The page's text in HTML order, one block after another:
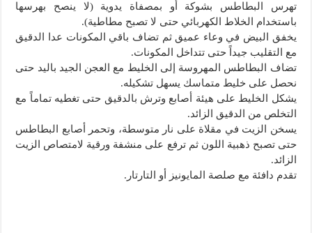
تهرس البطاطس بشوكة أو بمصفاة يدوية (لا ينصح بهرسها
باستخدام الخلاط الكهربائي حتى لا تصبح مطاطية).
يخفق البيض في وعاء عميق ثم تضاف باقي المكونات عدا الدقيق
مع التقليب جيداً حتى تتداخل المكونات.
تضاف البطاطس المهروسة إلى الخليط مع العجن الجيد باليد حتى
نحصل على خليط متماسك يسهل تشكيله.
يشكل الخليط على هيئة أصابع وترش بالدقيق حتى تغطيه تماماً مع
التخلص من الدقيق الزائد.
يسخن الزيت في مقلاة على نار متوسطة، وتحمر أصابع البطاطس
حتى تصبح ذهبية اللون ثم ترفع على منشفة ورقية لامتصاص الزيت
الزائد.
تقدم دافئة مع صلصة المايونيز أو التارتار.